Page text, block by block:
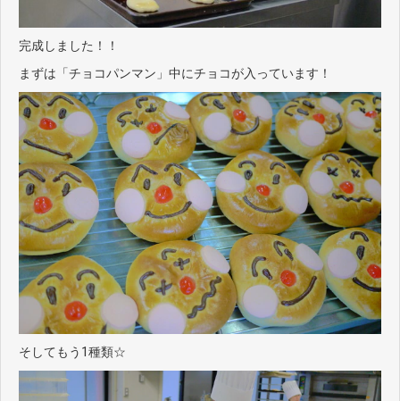
完成しました！！
まずは「チョコパンマン」中にチョコが入っています！
そしてもう1種類☆